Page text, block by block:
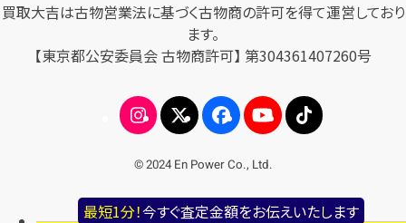
最短1分！今すぐ査定金額をお伝えいたします
買取大吉は古物営業法に基づく古物商の許可を得て運営しており
ます。
【東京都公安委員会 古物商許可】 第304361407260号
© 2024 En Power Co., Ltd.